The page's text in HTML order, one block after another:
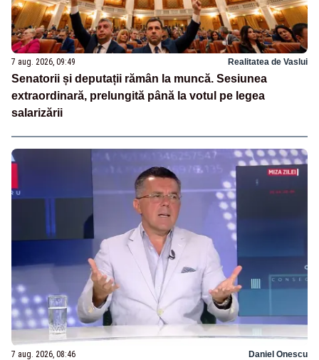
7 aug. 2026, 09:49 Realitatea de Vaslui
Senatorii și deputații rămân la muncă. Sesiunea
extraordinară, prelungită până la votul pe legea
salarizării
7 aug. 2026, 08:46 Daniel Onescu